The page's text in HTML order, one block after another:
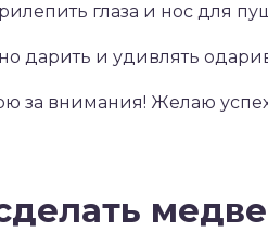
глаза и нос для
дарить и удивлять
за внимания! Желаю